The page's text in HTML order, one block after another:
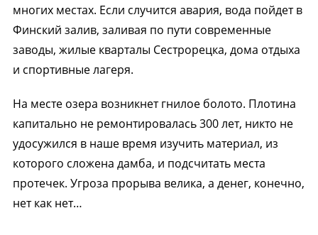
многих местах. Если случится авария, вода пойдет в
Финский залив, заливая по пути современные
заводы, жилые кварталы Сестрорецка, дома отдыха
и спортивные лагеря.
На месте озера возникнет гнилое болото. Плотина
капитально не ремонтировалась 300 лет, никто не
удосужился в наше время изучить материал, из
которого сложена дамба, и подсчитать места
протечек. Угроза прорыва велика, а денег, конечно,
нет как нет…